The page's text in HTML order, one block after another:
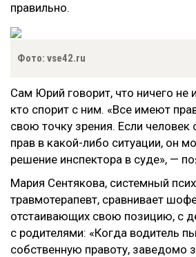
правильно.
Фото: vse42.ru
Сам Юрий говорит, что ничего не
кто спорит с ним. «Все имеют
свою точку зрения. Если человек
прав в какой-либо ситуации, он
решение инспектора в суде», —
Мария Сентякова, системный
травмотерапевт, сравнивает
отстаивающих свою позицию, с
с родителями: «Когда водитель
собственную правоту, заведомо